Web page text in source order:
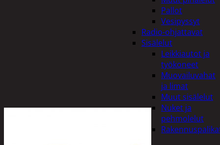
Pallot
Vesipyssyt
Radio-ohjattavat
Sisälelut
Leikkiautot ja
työkoneet
Muovailuvahat
ja limat
Muut sisälelut
Nuket ja
pehmolelut